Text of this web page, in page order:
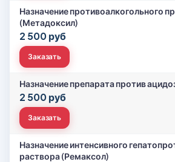
Назначение противоалкогольного
(Метадоксил)
2 500 руб
Заказать
Назначение препарата против
2 500 руб
Заказать
Назначение интенсивного
раствора (Ремаксол)